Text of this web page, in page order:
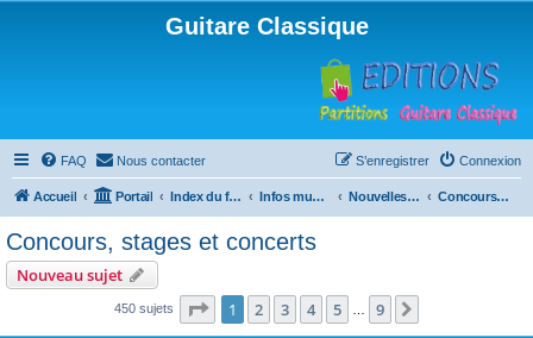
Guitare Classique
FAQ Nous contacter Connexion
S’enregistrer
Accueil Portail Index du forum Infos musicales Nouvelles de toutes sortes, concerts, partitions… Concours, stages et concerts
Concours, stages et concerts
Nouveau sujet
450 sujets Page 1sur9
1 2 3 4 5 9